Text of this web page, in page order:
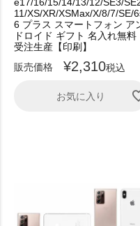
e17/16/15/14/13/12/SE3/
11/XS/XR/XSMax/X/8/7/SE/
6 プラス スマートフォン ア
ドロイド ギフト 名入れ無料
受注生産【印刷】
販売価格
¥2,310税込
お気に入り